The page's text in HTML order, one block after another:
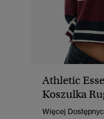
Athletic
Koszulka
Więcej